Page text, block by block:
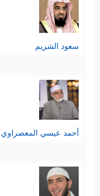
سعود الشريم
أحمد عيسي المعصراوي